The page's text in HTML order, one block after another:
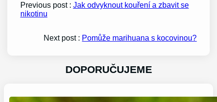
Previous post : Jak odvyknout kouření a zbavit se
nikotinu
Next post : Pomůže marihuana s kocovinou?
DOPORUČUJEME